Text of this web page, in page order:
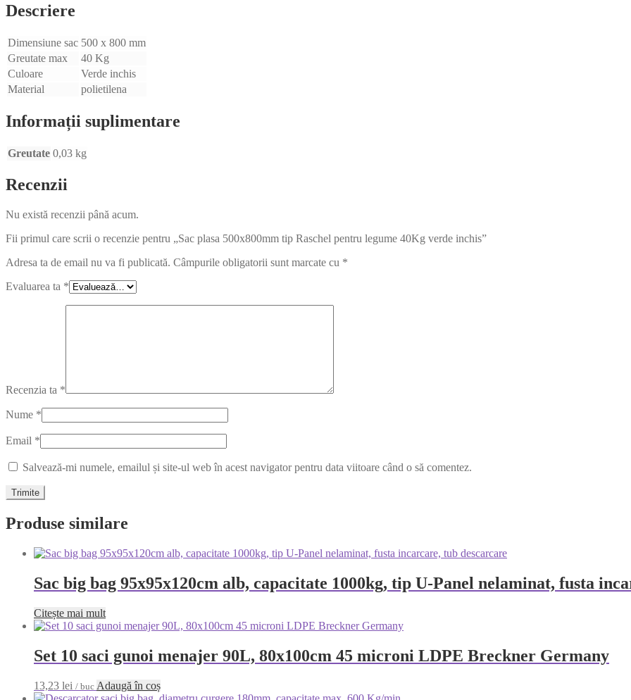
Descriere
Dimensiune sac 500 x 800 mm
Greutate max
40 Kg
Culoare
Verde inchis
Material
polietilena
Informații suplimentare
Greutate 0,03 kg
Recenzii
Nu există recenzii până acum.
Fii primul care scrii o recenzie pentru „Sac plasa 500x800mm tip Raschel pentru legume 40Kg verde inchis”
Adresa ta de email nu va fi publicată. Câmpurile obligatorii sunt marcate cu *
Evaluarea ta *
Recenzia ta *
Nume *
Email *
Salvează-mi numele, emailul și site-ul web în acest navigator pentru data viitoare când o să comentez.
Produse similare
Sac big bag 95x95x120cm alb, capacitate 1000kg, tip U-Panel nelaminat, fusta
Citește mai mult
Set 10 saci gunoi menajer 90L, 80x100cm 45 microni LDPE Breckner Germany
13,23 lei / buc Adaugă în coș